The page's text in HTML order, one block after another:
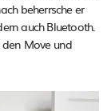
beherrsche er
auch Bluetooth.
Move und